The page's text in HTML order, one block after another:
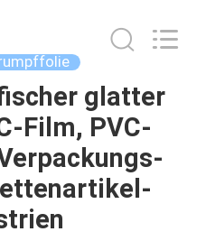
glatter
Film, PVC-